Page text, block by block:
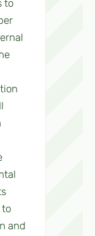
to
to
and